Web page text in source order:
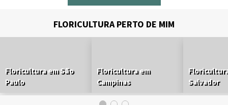
FLORICULTURA PERTO DE MIM
Floricultura em São
Paulo
Floricultura em
Campinas
Salvador